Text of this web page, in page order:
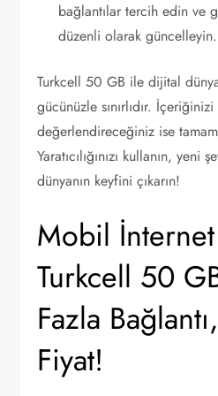
bağlantılar tercih edin ve
düzenli olarak güncelleyin.
Turkcell 50 GB ile dijital
gücünüzle sınırlıdır. İçeriğinizi
değerlendireceğiniz ise
Yaratıcılığınızı kullanın,
dünyanın keyfini çıkarın!
Mobil
Turkcell 50
Fazla
Fiyat!